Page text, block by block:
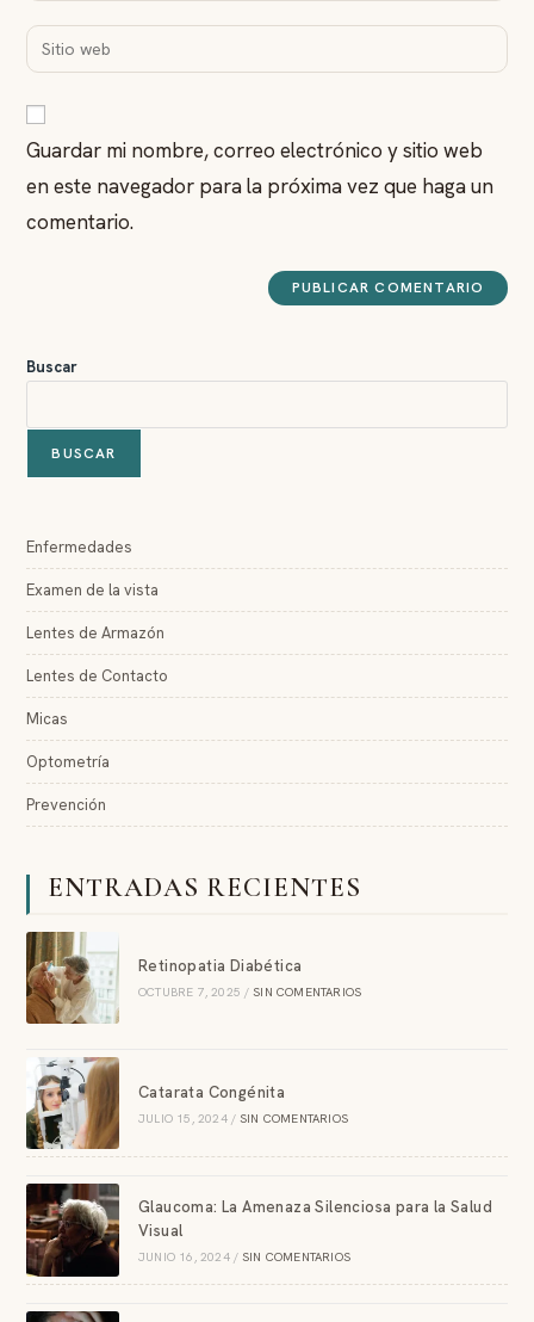
Guardar mi nombre, correo electrónico y sitio web
en este navegador para la próxima vez que haga un
comentario.
Buscar
BUSCAR
Enfermedades
Examen de la vista
Lentes de Armazón
Lentes de Contacto
Micas
Optometría
Prevención
ENTRADAS RECIENTES
Retinopatia Diabética
OCTUBRE 7, 2025 / SIN COMENTARIOS
Catarata Congénita
JULIO 15, 2024 / SIN COMENTARIOS
Glaucoma: La Amenaza Silenciosa para la Salud
Visual
JUNIO 16, 2024 / SIN COMENTARIOS